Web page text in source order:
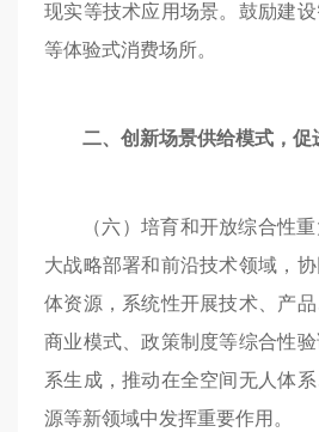
现实等技术应用场景。鼓励建
等体验式消费场所。
二、创新场景供给模式，促
（六）培育和开放综合性
大战略部署和前沿技术领域，
体资源，系统性开展技术、产品
商业模式、政策制度等综合性
系生成，推动在全空间无人体
源等新领域中发挥重要作用。